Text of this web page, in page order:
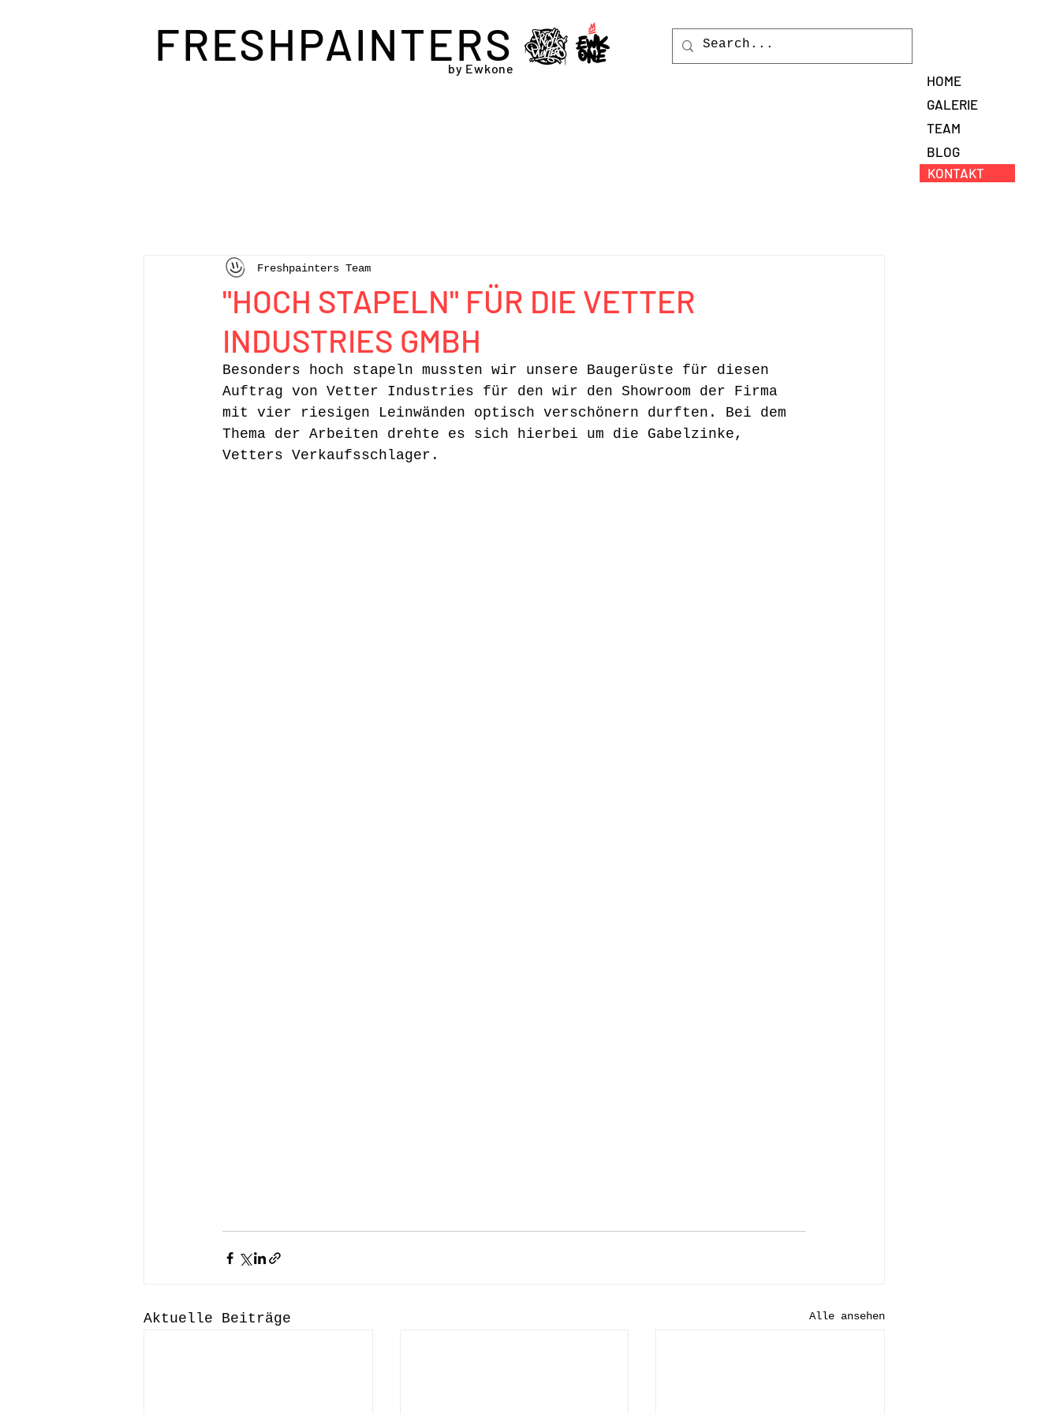
KONTAKT
HOME
GALERIE
TEAM
BLOG
FRESHPAINTERS
by Ewkone
"HOCH STAPELN" FÜR DIE VETTER
INDUSTRIES GMBH
Freshpainters Team
Besonders hoch stapeln mussten wir unsere Baugerüste für diesen
Auftrag von Vetter Industries für den wir den Showroom der Firma
mit vier riesigen Leinwänden optisch verschönern durften. Bei dem
Thema der Arbeiten drehte es sich hierbei um die Gabelzinke,
Vetters Verkaufsschlager.
Aktuelle Beiträge Alle ansehen